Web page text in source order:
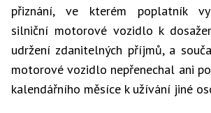
přiznání, ve kterém poplatník
silniční motorové vozidlo k
udržení zdanitelných příjmů, a
motorové vozidlo nepřenechal ani
kalendářního měsíce k užívání jiné